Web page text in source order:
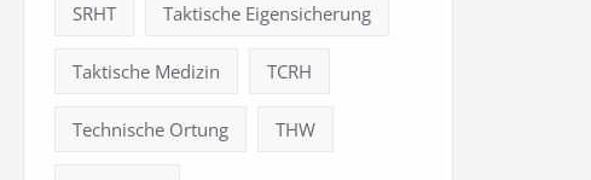
SRHT Taktische Eigensicherung
Taktische Medizin TCRH
Technische Ortung THW